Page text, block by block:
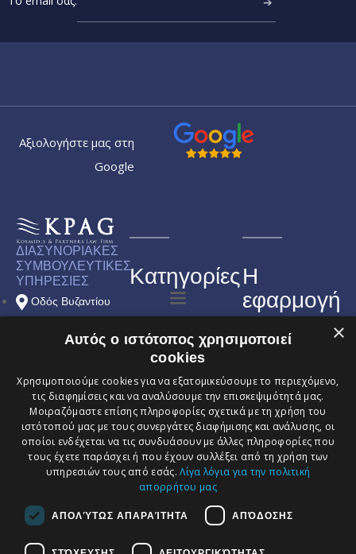
Αξιολογήστε μας στη
Google
ΔΙΑΣΥΝΟΡΙΑΚΕΣ
ΣΥΜΒΟΥΛΕΥΤΙΚΕΣ
ΥΠΗΡΕΣΙΕΣ
Οδός Βυζαντίου
Αγγελοχώρι
+30 23920
57167 / +30 2310
050 050
info@kpag.com
ΚατηγορίεςΗ
εφαρμογή
του
γραφείου
Καλώς ήρθατε
στην επίσημη
εφαρμογή της
KPAG Κοσμίδης
& Συνεργάτες
όπου η νομική
εμπειρογνωμοσύνη
καινοτομία. Η
να σας παρέχει
×
Αυτός ο ιστότοπος χρησιμοποιεί
cookies
Χρησιμοποιούμε cookies για να εξατομικεύσουμε το περιεχόμενο,
τις διαφημίσεις και να αναλύσουμε την επισκεψιμότητά μας.
Μοιραζόμαστε επίσης πληροφορίες σχετικά με τη χρήση του
ιστότοπού μας με τους συνεργάτες διαφήμισης και ανάλυσης, οι
οποίοι ενδέχεται να τις συνδυάσουν με άλλες πληροφορίες που
τους έχετε παράσχει ή που έχουν συλλέξει από τη χρήση των
υπηρεσιών τους από εσάς.Λίγα λόγια για την πολιτική
απορρήτου μας
ΑΠΟΛΎΤΩΣ ΑΠΑΡΑΊΤΗΤΑ ΑΠΌΔΟΣΗΣ